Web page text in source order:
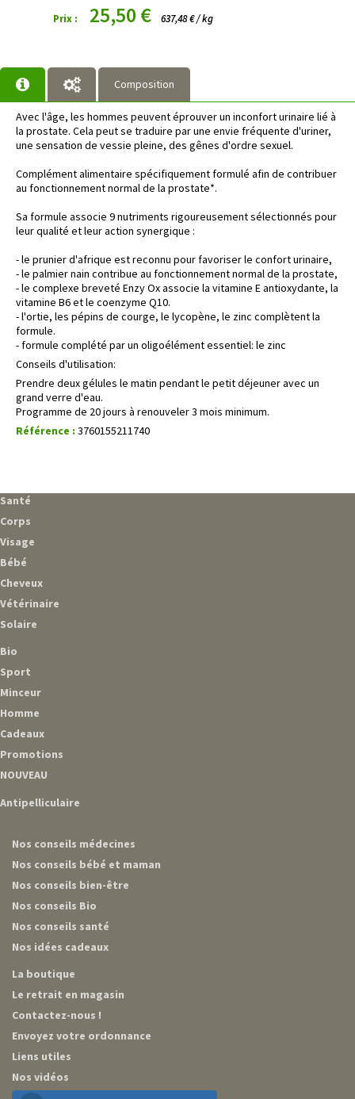
Prix : 25,50 € 637,48 € / kg
Composition
Avec l'âge, les hommes peuvent éprouver un inconfort urinaire lié à
la prostate. Cela peut se traduire par une envie fréquente d'uriner,
une sensation de vessie pleine, des gênes d'ordre sexuel.
Complément alimentaire spécifiquement formulé afin de contribuer
au fonctionnement normal de la prostate*.
Sa formule associe 9 nutriments rigoureusement sélectionnés pour
leur qualité et leur action synergique :
- le prunier d'afrique est reconnu pour favoriser le confort urinaire,
- le palmier nain contribue au fonctionnement normal de la prostate,
- le complexe breveté Enzy Ox associe la vitamine E antioxydante, la
vitamine B6 et le coenzyme Q10.
- l'ortie, les pépins de courge, le lycopène, le zinc complètent la
formule.
- formule complété par un oligoélément essentiel: le zinc
Conseils d'utilisation:
Prendre deux gélules le matin pendant le petit déjeuner avec un
grand verre d'eau.
Programme de 20 jours à renouveler 3 mois minimum.
Référence : 3760155211740
Santé
Corps
Visage
Bébé
Cheveux
Vétérinaire
Solaire
Bio
Sport
Minceur
Homme
Cadeaux
Promotions
NOUVEAU
Antipelliculaire
Nos conseils médecines
Nos conseils bébé et maman
Nos conseils bien-être
Nos conseils Bio
Nos conseils santé
Nos idées cadeaux
La boutique
Le retrait en magasin
Contactez-nous !
Envoyez votre ordonnance
Liens utiles
Nos vidéos